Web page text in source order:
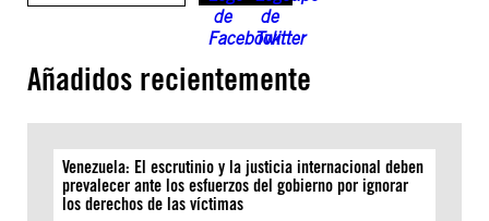
Añadidos recientemente
Venezuela: El escrutinio y la justicia internacional deben
prevalecer ante los esfuerzos del gobierno por ignorar
los derechos de las víctimas